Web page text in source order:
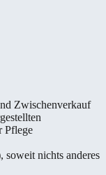
Zwischenverkauf
Pflege
soweit nichts anderes